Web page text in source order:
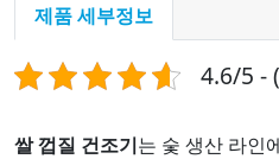
제품 세부정보
4.6/5 -
쌀 껍질 건조기는 숯 생산 라인